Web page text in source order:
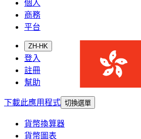
個人
商務
平台
ZH-HK
登入
註冊
幫助
下載此應用程式 切換選單
貨幣換算器
貨幣圖表